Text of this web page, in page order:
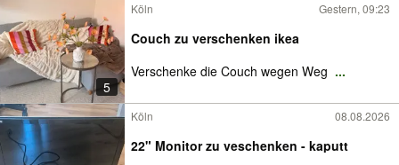
5
Köln Gestern, 09:23
Couch zu verschenken ikea
Verschenke die Couch wegen Weg ...
Köln 08.08.2026
22" Monitor zu veschenken - kaputt